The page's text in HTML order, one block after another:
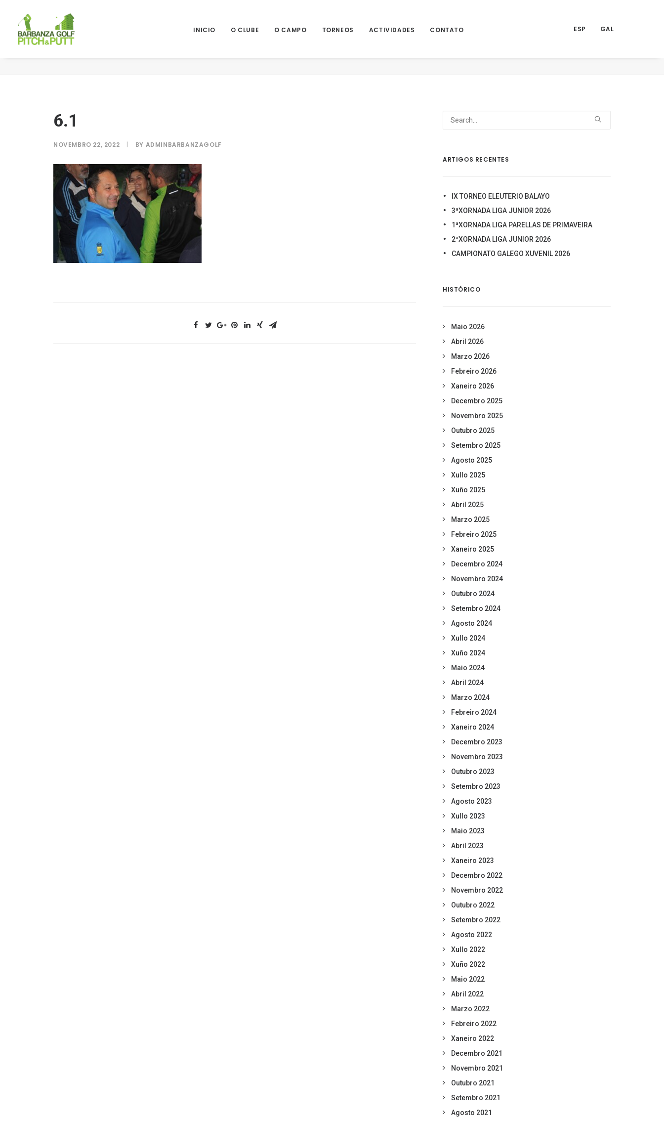
INICIO O CLUBE O CAMPO TORNEOS ACTIVIDADES CONTATO ESP GAL
6.1
NOVEMBRO 22, 2022 | BY ADMINBARBANZAGOLF
ARTIGOS RECENTES
IX TORNEO ELEUTERIO BALAYO
3ªXORNADA LIGA JUNIOR 2026
1ªXORNADA LIGA PARELLAS DE PRIMAVEIRA
2ªXORNADA LIGA JUNIOR 2026
CAMPIONATO GALEGO XUVENIL 2026
HISTÓRICO
Maio 2026
Abril 2026
Marzo 2026
Febreiro 2026
Xaneiro 2026
Decembro 2025
Novembro 2025
Outubro 2025
Setembro 2025
Agosto 2025
Xullo 2025
Xuño 2025
Abril 2025
Marzo 2025
Febreiro 2025
Xaneiro 2025
Decembro 2024
Novembro 2024
Outubro 2024
Setembro 2024
Agosto 2024
Xullo 2024
Xuño 2024
Maio 2024
Abril 2024
Marzo 2024
Febreiro 2024
Xaneiro 2024
Decembro 2023
Novembro 2023
Outubro 2023
Setembro 2023
Agosto 2023
Xullo 2023
Maio 2023
Abril 2023
Xaneiro 2023
Decembro 2022
Novembro 2022
Outubro 2022
Setembro 2022
Agosto 2022
Xullo 2022
Xuño 2022
Maio 2022
Abril 2022
Marzo 2022
Febreiro 2022
Xaneiro 2022
Decembro 2021
Novembro 2021
Outubro 2021
Setembro 2021
Agosto 2021